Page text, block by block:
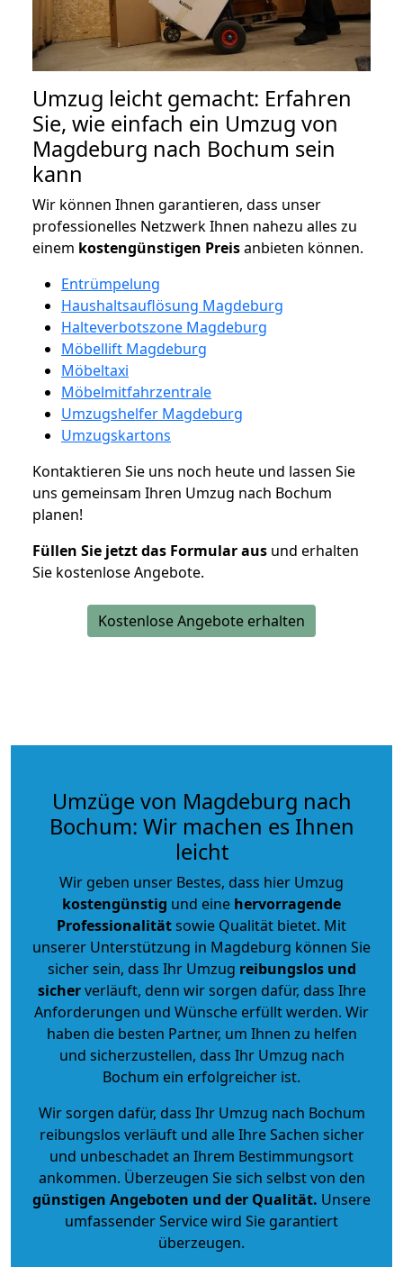
Umzug leicht gemacht: Erfahren
Sie, wie einfach ein Umzug von
Magdeburg nach Bochum sein
kann
Wir können Ihnen garantieren, dass unser
professionelles Netzwerk Ihnen nahezu alles zu
einem kostengünstigen Preisanbieten können.
Entrümpelung
Haushaltsauflösung Magdeburg
Halteverbotszone Magdeburg
Möbellift Magdeburg
Möbeltaxi
Möbelmitfahrzentrale
Umzugshelfer Magdeburg
Umzugskartons
Kontaktieren Sie uns noch heute und lassen Sie
uns gemeinsam Ihren Umzug nach Bochum
planen!
Füllen Sie jetzt das Formular aus und erhalten
Sie kostenlose Angebote.
Kostenlose Angebote erhalten
Umzüge von Magdeburg nach
Bochum: Wir machen es Ihnen
leicht
Wir geben unser Bestes, dass hier Umzug
kostengünstig und eine hervorragende
Professionalitätsowie Qualität bietet. Mit
unserer Unterstützung in Magdeburg können Sie
sicher sein, dass Ihr Umzug reibungslos und
sicherverläuft, denn wir sorgen dafür, dass Ihre
Anforderungen und Wünsche erfüllt werden. Wir
haben die besten Partner, um Ihnen zu helfen
und sicherzustellen, dass Ihr Umzug nach
Bochum ein erfolgreicher ist.
Wir sorgen dafür, dass Ihr Umzug nach Bochum
reibungslos verläuft und alle Ihre Sachen sicher
und unbeschadet an Ihrem Bestimmungsort
ankommen. Überzeugen Sie sich selbst von den
günstigen Angeboten und der Qualität. Unsere
umfassender Service wird Sie garantiert
überzeugen.